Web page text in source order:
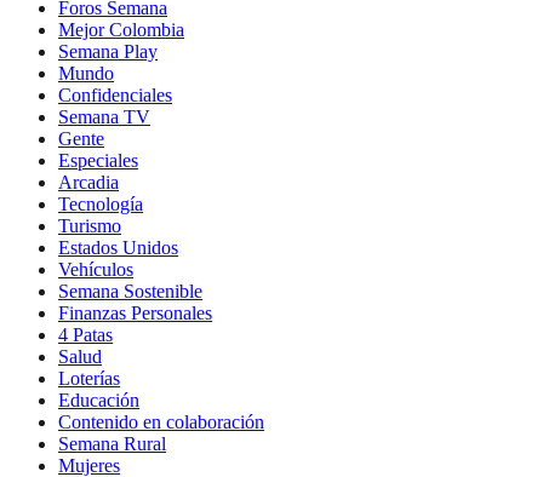
Foros Semana
Mejor Colombia
Semana Play
Mundo
Confidenciales
Semana TV
Gente
Especiales
Arcadia
Tecnología
Turismo
Estados Unidos
Vehículos
Semana Sostenible
Finanzas Personales
4 Patas
Salud
Loterías
Educación
Contenido en colaboración
Semana Rural
Mujeres